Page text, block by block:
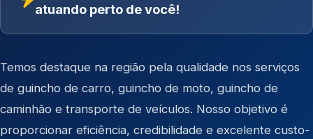
atuando perto de você!
Temos destaque na região pela qualidade nos serviços
de guincho de carro, guincho de moto, guincho de
caminhão e transporte de veículos. Nosso objetivo é
proporcionar eficiência, credibilidade e excelente custo-